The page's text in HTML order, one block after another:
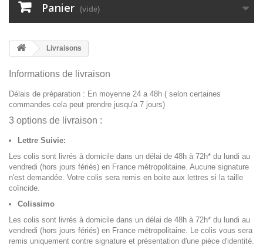
Panier (vide)
Livraisons
Informations de livraison
Délais de préparation : En moyenne 24 a 48h ( selon certaines
commandes cela peut prendre jusqu'a 7 jours)
3 options de livraison :
Lettre Suivie:
Les colis sont livrés à domicile dans un délai de 48h à 72h* du lundi au
vendredi (hors jours fériés) en France métropolitaine. Aucune signature
n'est demandée. Votre colis sera remis en boite aux lettres si la taille
coïncide.
Colissimo
Les colis sont livrés à domicile dans un délai de 48h à 72h* du lundi au
vendredi (hors jours fériés) en France métropolitaine. Le colis vous sera
remis uniquement contre signature et présentation d'une pièce d'identité.